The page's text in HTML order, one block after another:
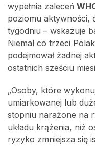
wypełnia zaleceń
poziomu aktywności,
tygodniu – wskazuje
Niemal co trzeci
podejmował żadnej
ostatnich sześciu
„Osoby, które
umiarkowanej lub
stopniu narażone na
układu krążenia, niż
ryzyko zmniejsza się